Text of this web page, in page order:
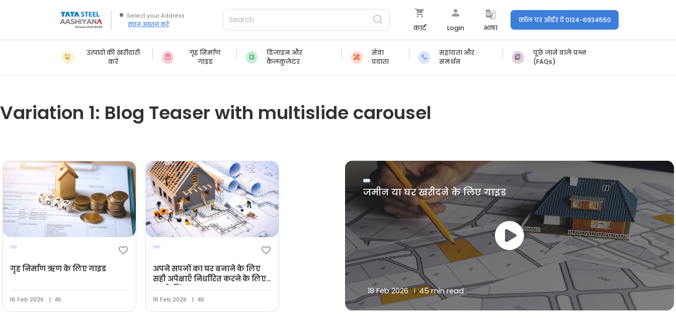
स्थान अद्यतन करें कार्ट Login भाषा
कॉल पर ऑर्डर दें 0124-6934550
उत्पादों की खरीदारी
करें
गृह निर्माण
गाइड
डिजाइन और
कैलकुलेटर
सेवा
प्रदाता
सहायता और
समर्थन
पूछे जाने वाले प्रश्न
(FAQs)
Variation 1: Blog Teaser with multislide carousel
गृह निर्माण ऋण के लिए गाइड
18 Feb 2026 45
अपने सपनों का घर बनाने के लिए
सही अपेक्षाएँ निर्धारित करने के लिए
मार्गदर्शिका
18 Feb 2026 45
जमीन या घर खरीदने के लिए गाइड
18 Feb 2026 45 min read